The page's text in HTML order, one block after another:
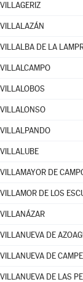
VILLAGERIZ
VILLALAZÁN
VILLALBA DE LA
VILLALCAMPO
VILLALOBOS
VILLALONSO
VILLALPANDO
VILLALUBE
VILLAMAYOR DE
VILLAMOR DE LOS
VILLANÁZAR
VILLANUEVA DE
VILLANUEVA DE
VILLANUEVA DE LAS